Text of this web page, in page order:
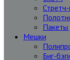
Пакеты
Мешки
Биг-